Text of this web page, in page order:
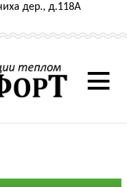
дер., д.118А